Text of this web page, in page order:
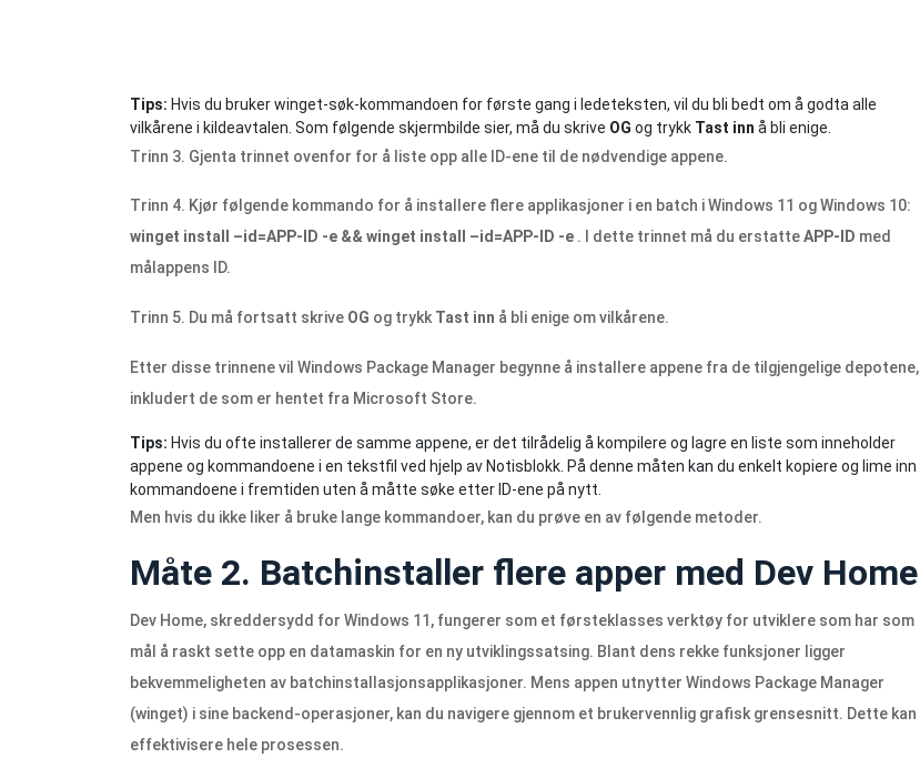
Tips: Hvis du bruker winget-søk-kommandoen for første gang i ledeteksten, vil du bli bedt om å godta alle
vilkårene i kildeavtalen. Som følgende skjermbilde sier, må du skrive OG og trykk Tast inn å bli enige.
Trinn 3. Gjenta trinnet ovenfor for å liste opp alle ID-ene til de nødvendige appene.
Trinn 4. Kjør følgende kommando for å installere flere applikasjoner i en batch i Windows 11 og Windows 10:
winget install –id=APP-ID -e && winget install –id=APP-ID -e . I dette trinnet må du erstatteAPP-ID med
målappens ID.
Trinn 5. Du må fortsatt skrive OG og trykk Tast inn å bli enige om vilkårene.
Etter disse trinnene vil Windows Package Manager begynne å installere appene fra de tilgjengelige depotene,
inkludert de som er hentet fra Microsoft Store.
Tips: Hvis du ofte installerer de samme appene, er det tilrådelig å kompilere og lagre en liste som inneholder
appene og kommandoene i en tekstfil ved hjelp av Notisblokk. På denne måten kan du enkelt kopiere og lime inn
kommandoene i fremtiden uten å måtte søke etter ID-ene på nytt.
Men hvis du ikke liker å bruke lange kommandoer, kan du prøve en av følgende metoder.
Måte 2. Batchinstaller flere apper med Dev Home
Dev Home, skreddersydd for Windows 11, fungerer som et førsteklasses verktøy for utviklere som har som
mål å raskt sette opp en datamaskin for en ny utviklingssatsing. Blant dens rekke funksjoner ligger
bekvemmeligheten av batchinstallasjonsapplikasjoner. Mens appen utnytter Windows Package Manager
(winget) i sine backend-operasjoner, kan du navigere gjennom et brukervennlig grafisk grensesnitt. Dette kan
effektivisere hele prosessen.